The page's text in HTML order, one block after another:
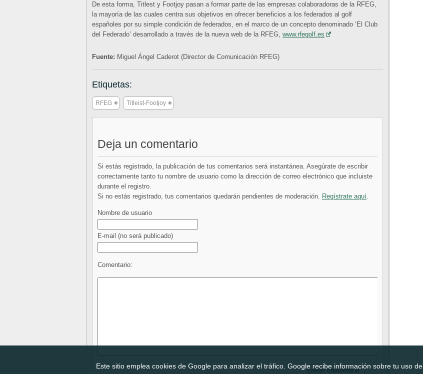
Este sitio emplea cookies de Google para analizar el tráfico. Google recibe información sobre tu uso de
De esta forma, Titlest y Footjoy pasan a formar parte de las empresas colaboradoras de la RFEG,
la mayoría de las cuales centra sus objetivos en ofrecer beneficios a los federados al golf
españoles por su simple condición de federados, en el marco de un concepto denominado ‘El Club
del Federado’ desarrollado a través de la nueva web de la RFEG, www.rfegolf.es
Fuente: Miguel Ángel Caderot (Director de Comunicación RFEG)
Etiquetas:
RFEG Titleist-Footjoy
Deja un comentario
Si estás registrado, la publicación de tus comentarios será instantánea. Asegúrate de escribir
correctamente tanto tu nombre de usuario como la dirección de correo electrónico que incluiste
durante el registro.
Si no estás registrado, tus comentarios quedarán pendientes de moderación. Regístrate aquí.
Nombre de usuario
E-mail (no será publicado)
Comentario: